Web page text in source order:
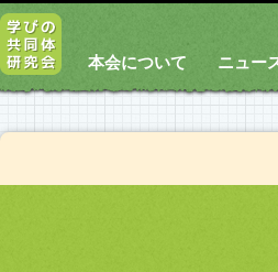
本会について ニュー